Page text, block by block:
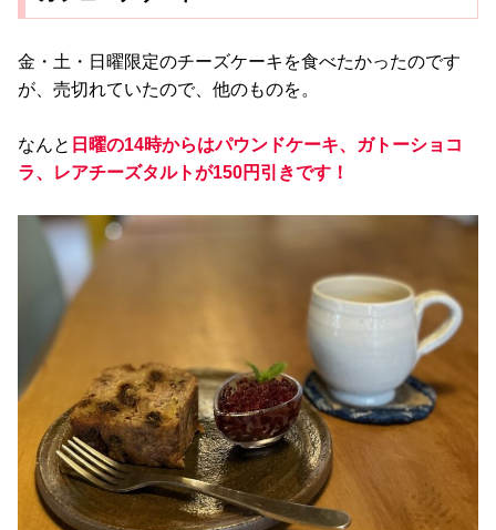
金・土・日曜限定のチーズケーキを食べたかったのです
が、売切れていたので、他のものを。
なんと 日曜の14時からはパウンドケーキ、ガトーショコ
ラ、レアチーズタルトが150円引きです！